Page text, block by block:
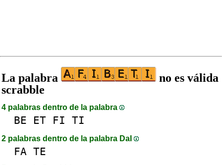
La palabra
no es válida
scrabble
4 palabras dentro de la palabra
BE ET FI TI
2 palabras dentro de la palabra DaI
FA TE